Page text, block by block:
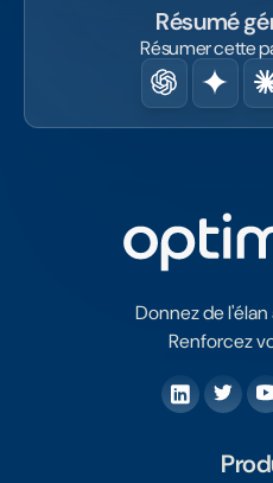
Résumé
Résumer cette
Donnez de
Renforcez